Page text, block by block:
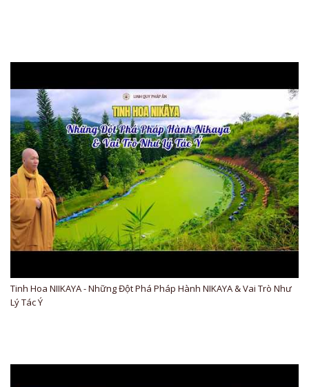
Tinh Hoa NIIKAYA - Những Đột Phá Pháp Hành NIKAYA & Vai Trò Như
Lý Tác Ý